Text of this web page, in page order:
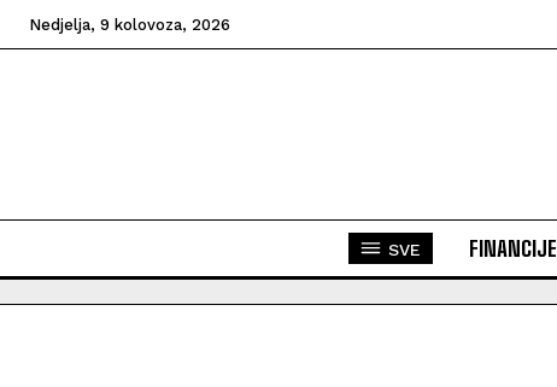
Nedjelja, 9 kolovoza, 2026
SVE FINANCIJE